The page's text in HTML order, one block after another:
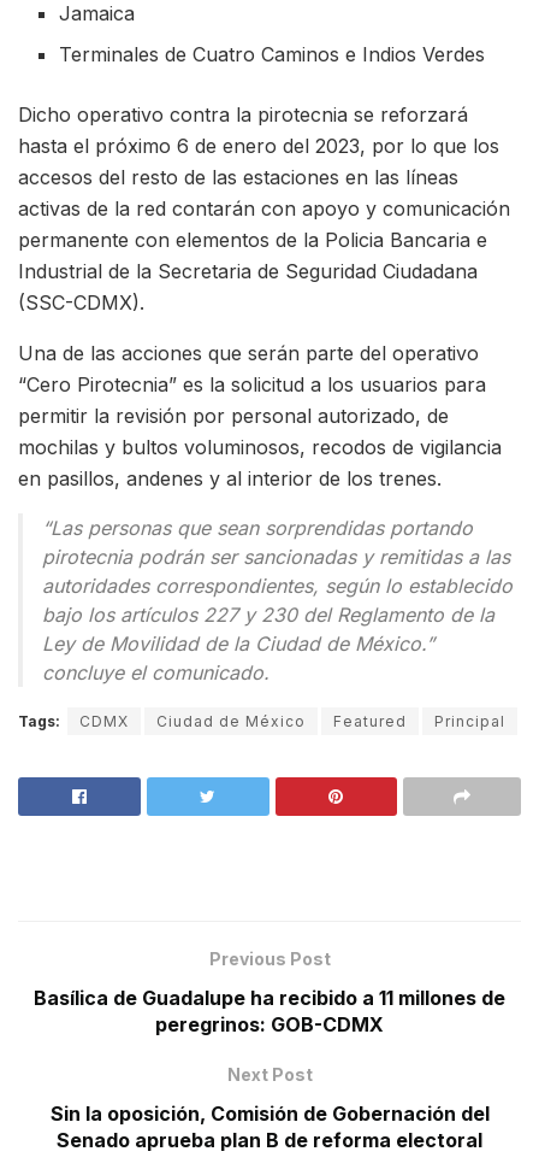
Jamaica
Terminales de Cuatro Caminos e Indios Verdes
Dicho operativo contra la pirotecnia se reforzará
hasta el próximo 6 de enero del 2023, por lo que los
accesos del resto de las estaciones en las líneas
activas de la red contarán con apoyo y comunicación
permanente con elementos de la Policia Bancaria e
Industrial de la Secretaria de Seguridad Ciudadana
(SSC-CDMX).
Una de las acciones que serán parte del operativo
“Cero Pirotecnia” es la solicitud a los usuarios para
permitir la revisión por personal autorizado, de
mochilas y bultos voluminosos, recodos de vigilancia
en pasillos, andenes y al interior de los trenes.
“Las personas que sean sorprendidas portando
pirotecnia podrán ser sancionadas y remitidas a las
autoridades correspondientes, según lo establecido
bajo los artículos 227 y 230 del Reglamento de la
Ley de Movilidad de la Ciudad de México.”
concluye el comunicado.
Tags: CDMX Ciudad de México Featured Principal
Previous Post
Basílica de Guadalupe ha recibido a 11 millones de
peregrinos: GOB-CDMX
Next Post
Sin la oposición, Comisión de Gobernación del
Senado aprueba plan B de reforma electoral